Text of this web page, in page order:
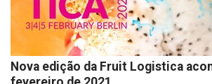
Nova edição da Fruit Logistica